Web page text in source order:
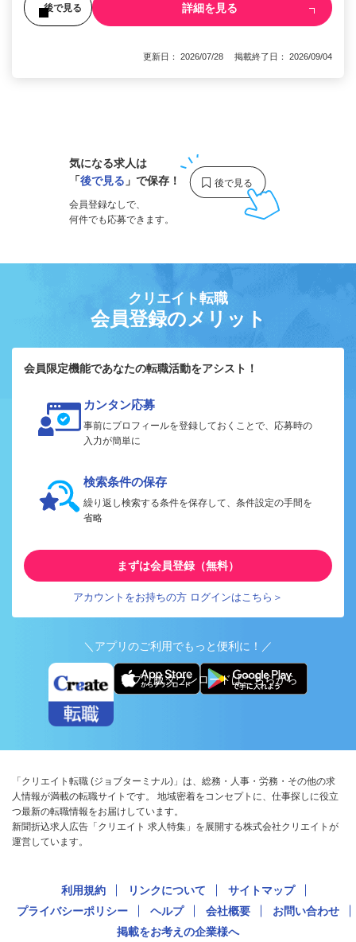
後で見る 詳細を見る
更新日： 2026/07/28 掲載終了日： 2026/09/04
気になる求人は
「後で見る 」で保存！
会員登録なしで、
何件でも応募できます。
クリエイト転職
会員登録のメリット
会員限定機能であなたの転職活動をアシスト！
カンタン応募
事前にプロフィールを登録しておくことで、応募時の
入力が簡単に
検索条件の保存
繰り返し検索する条件を保存して、条件設定の手間を
省略
まずは会員登録（無料）
アカウントをお持ちの方 ログインはこちら＞
＼アプリのご利用でもっと便利に！／
アプリ版ダウンロードはこちらから
「クリエイト転職 (ジョブターミナル)」は、総務・人事・労務・その他の求
人情報が満載の転職サイトです。 地域密着をコンセプトに、仕事探しに役立
つ最新の転職情報をお届けしています。
新聞折込求人広告「クリエイト 求人特集」を展開する株式会社クリエイトが
運営しています。
利用規約 リンクについて
サイトマップ
プライバシーポリシー
ヘルプ 会社概要
お問い合わせ
掲載をお考えの企業様へ